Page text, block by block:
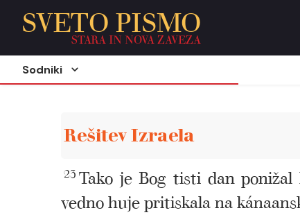
SVETO PISMO
STARA IN NOVA ZAVEZA
Sodniki
Rešitev Izraela
23 Tako je Bog tisti dan
vedno huje pritiskala na